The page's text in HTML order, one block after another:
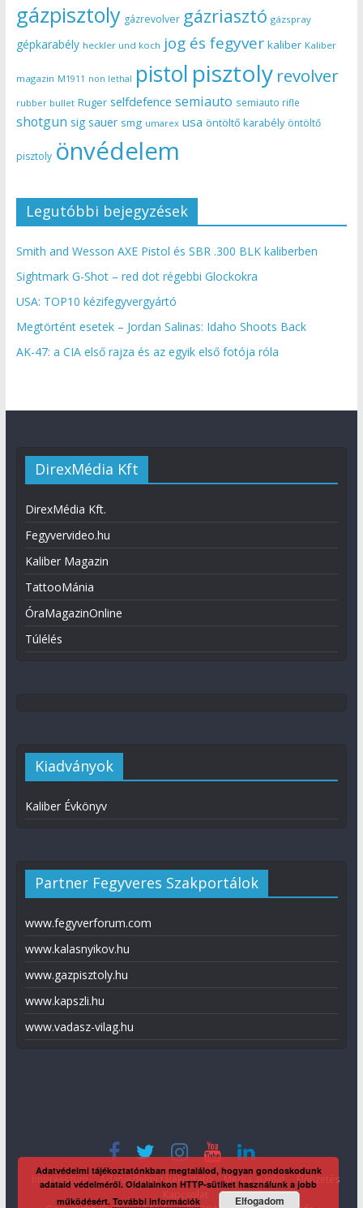
gázpisztoly gázrevolver gázriasztó gázspray
gépkarabély heckler und koch jog és fegyver kaliber Kaliber
magazin M1911 non lethal pistol pisztoly revolver
rubber bullet Ruger selfdefence semiauto semiauto rifle
shotgun sig sauer smg umarex usa öntöltő karabély öntöltő
pisztoly önvédelem
Legutóbbi bejegyzések
Smith and Wesson AXE Pistol és SBR .300 BLK kaliberben
Sightmark G-Shot – red dot régebbi Glockokra
USA: TOP10 kézifegyvergyártó
Megtörtént esetek – Jordan Salinas: Idaho Shoots Back
AK-47: a CIA első rajza és az egyik első fotója róla
DirexMédia Kft
DirexMédia Kft.
Fegyvervideo.hu
Kaliber Magazin
TattooMánia
ÓraMagazinOnline
Túlélés
Kiadványok
Kaliber Évkönyv
Partner Fegyveres Szakportálok
www.fegyverforum.com
www.kalasnyikov.hu
www.gazpisztoly.hu
www.kapszli.hu
www.vadasz-vilag.hu
Impresszum Adatvédelmi tájékoztató Média ajánlat
Előfizetés
Kapcsolat
Adatvédelmi tájékoztatónkban megtalálod, hogyan gondoskodunk
adataid védelméről. Oldalainkon HTTP-sütiket használunk a jobb
működésért.További információk Elfogadom